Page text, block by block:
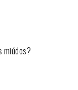
miúdos?